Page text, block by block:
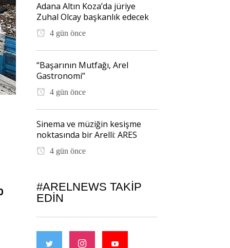
Adana Altın Koza’da jüriye
Zuhal Olcay başkanlık edecek
4 gün önce
“Başarının Mutfağı, Arel
Gastronomi”
4 gün önce
Sinema ve müziğin kesişme
noktasında bir Arelli: ARES
4 gün önce
#ARELNEWS TAKIP
EDIN